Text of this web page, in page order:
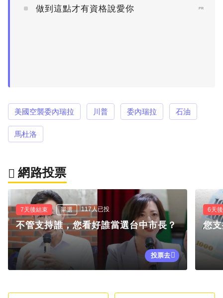
做到這點才有資格說愛你 PR
美國空襲委內瑞拉 川普 委內瑞拉 石油
馬杜洛
網路投票
7天後結束 單選 117人已投
不管支持誰，您看好誰當選台中市長？
投票去
6天
您